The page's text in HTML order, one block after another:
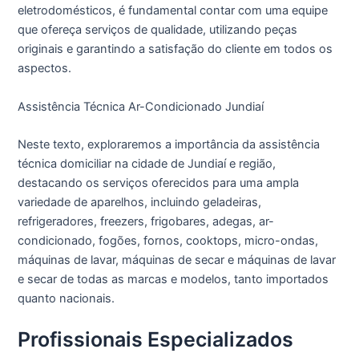
eletrodomésticos, é fundamental contar com uma equipe
que ofereça serviços de qualidade, utilizando peças
originais e garantindo a satisfação do cliente em todos os
aspectos.
Assistência Técnica Ar-Condicionado Jundiaí
Neste texto, exploraremos a importância da assistência
técnica domiciliar na cidade de Jundiaí e região,
destacando os serviços oferecidos para uma ampla
variedade de aparelhos, incluindo geladeiras,
refrigeradores, freezers, frigobares, adegas, ar-
condicionado, fogões, fornos, cooktops, micro-ondas,
máquinas de lavar, máquinas de secar e máquinas de lavar
e secar de todas as marcas e modelos, tanto importados
quanto nacionais.
Profissionais Especializados